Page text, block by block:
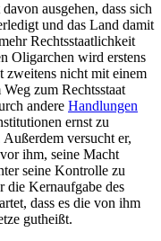
ausgehen, dass sich
und das Land damit
Rechtsstaatlichkeit
Oligarchen wird erstens
zweitens nicht mit einem
zum Rechtsstaat
andere Handlungen
ernst zu
Außerdem ver­sucht er,
ihm, seine Macht
seine Kon­trolle zu
die Kernaufgabe des
dass es die von ihm
gut­heißt.